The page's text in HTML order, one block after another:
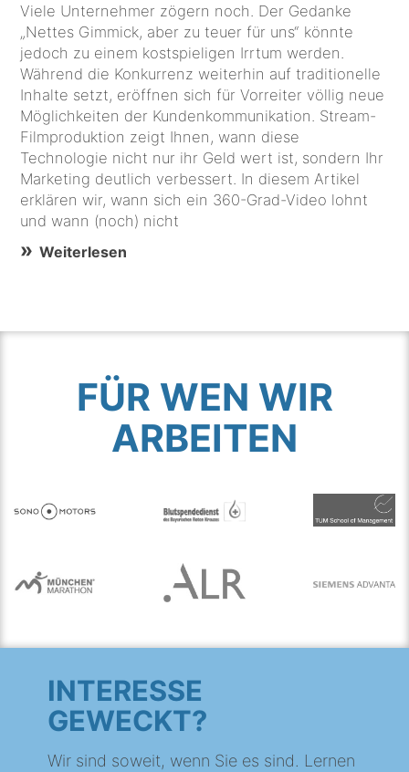
Viele Unternehmer zögern noch. Der Gedanke
„Nettes Gimmick, aber zu teuer für uns“ könnte
jedoch zu einem kostspieligen Irrtum werden.
Während die Konkurrenz weiterhin auf traditionelle
Inhalte setzt, eröffnen sich für Vorreiter völlig neue
Möglichkeiten der Kundenkommunikation. Stream-
Filmproduktion zeigt Ihnen, wann diese
Technologie nicht nur ihr Geld wert ist, sondern Ihr
Marketing deutlich verbessert. In diesem Artikel
erklären wir, wann sich ein 360-Grad-Video lohnt
und wann (noch) nicht
Weiterlesen
FÜR WEN WIR
ARBEITEN
INTERESSE
GEWECKT?
Wir sind soweit, wenn Sie es sind. Lernen